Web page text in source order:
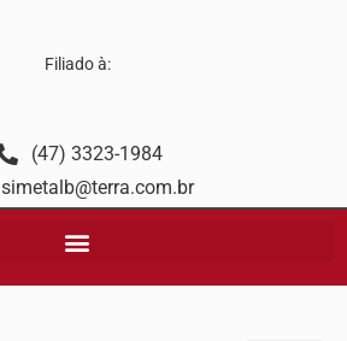
Filiado à:
(47) 3323-1984
simetalb@terra.com.br